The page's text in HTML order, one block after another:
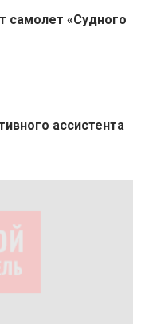
самолет «Судного
ассистента